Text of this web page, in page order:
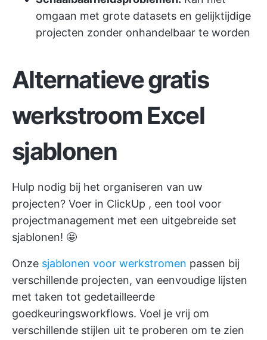
omgaan met grote datasets en gelijktijdige
projecten zonder onhandelbaar te worden
Alternatieve gratis
werkstroom Excel
sjablonen
Hulp nodig bij het organiseren van uw
projecten? Voer in ClickUp , een tool voor
projectmanagement met een uitgebreide set
sjablonen! 🤩
Onze sjablonen voor werkstromen passen bij
verschillende projecten, van eenvoudige lijsten
met taken tot gedetailleerde
goedkeuringsworkflows. Voel je vrij om
verschillende stijlen uit te proberen om te zien